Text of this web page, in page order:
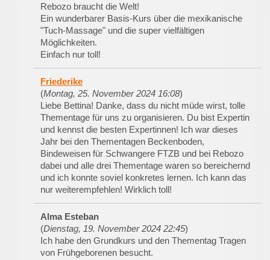
Rebozo braucht die Welt!
Ein wunderbarer Basis-Kurs über die mexikanische
"Tuch-Massage" und die super vielfältigen
Möglichkeiten.
Einfach nur toll!
Friederike
(Montag, 25. November 2024 16:08)
Liebe Bettina! Danke, dass du nicht müde wirst, tolle
Thementage für uns zu organisieren. Du bist Expertin
und kennst die besten Expertinnen! Ich war dieses
Jahr bei den Thementagen Beckenboden,
Bindeweisen für Schwangere FTZB und bei Rebozo
dabei und alle drei Thementage waren so bereichernd
und ich konnte soviel konkretes lernen. Ich kann das
nur weiterempfehlen! Wirklich toll!
Alma Esteban
(Dienstag, 19. November 2024 22:45)
Ich habe den Grundkurs und den Thementag Tragen
von Frühgeborenen besucht.